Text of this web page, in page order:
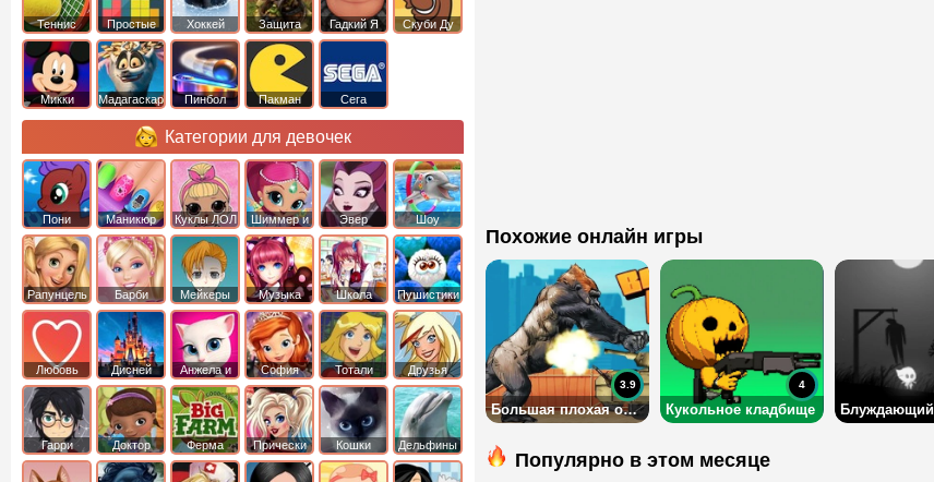
Похожие онлайн игры
Большая плохая обезьяна
3.9
Кукольное кладбище
4
Популярно в этом месяце
Теннис Простые Хоккей
Защита
башни
Гадкий Я Скуби Ду
Микки
Мадагаскар Пинбол Пакман Сега
Категории для девочек
Пони
креатор
Маникюр Куклы ЛОЛ
Шиммер и
Шайн
Эвер
Афтер Хай
Шоу
дельфинов
Рапунцель Барби Мейкеры Музыка Школа Пушистики
Любовь Дисней
Анжела и
том
София
Прекрасная
Тотали
Спайс
Друзья
ангелов
Гарри
Поттер
Доктор
Плюшева
Ферма Прически Кошки Дельфины